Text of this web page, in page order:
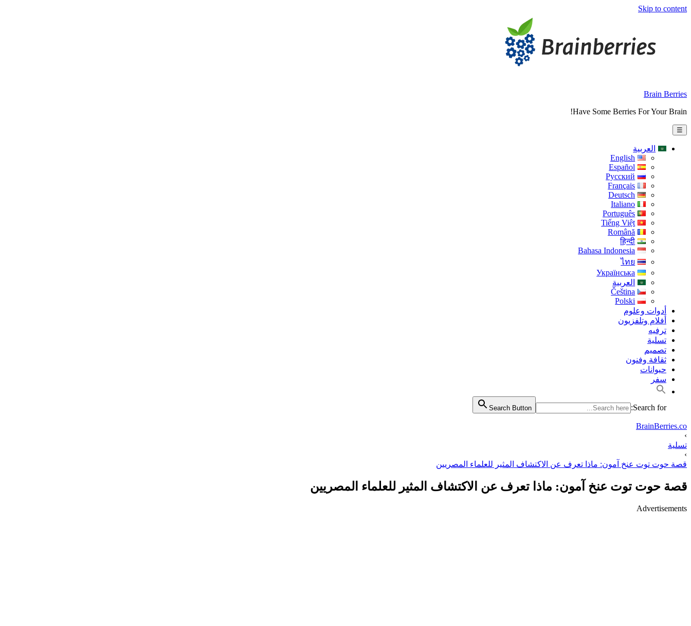
Skip to content
Brain Berries
Have Some Berries For Your Brain!
☰
العربية
English
Español
Русский
Français
Deutsch
Italiano
Português
Tiếng Việt
Română
हिन्दी
Bahasa Indonesia
ไทย
Українська
العربية
Čeština
Polski
أدوات وعلوم
أفلام وتلفزيون
ترفيه
تسلية
تصميم
ثقافة وفنون
حيوانات
سفر
Search for:
Search Button
BrainBerries.co
›
تسلية
›
قصة حوت توت عنخ آمون: ماذا تعرف عن الاكتشاف المثير للعلماء المصريين
قصة حوت توت عنخ آمون: ماذا تعرف عن الاكتشاف المثير للعلماء المصريين
Advertisements